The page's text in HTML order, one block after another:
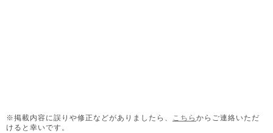
※掲載内容に誤りや修正などがありましたら、 こちら からご連絡いただ
けると幸いです。